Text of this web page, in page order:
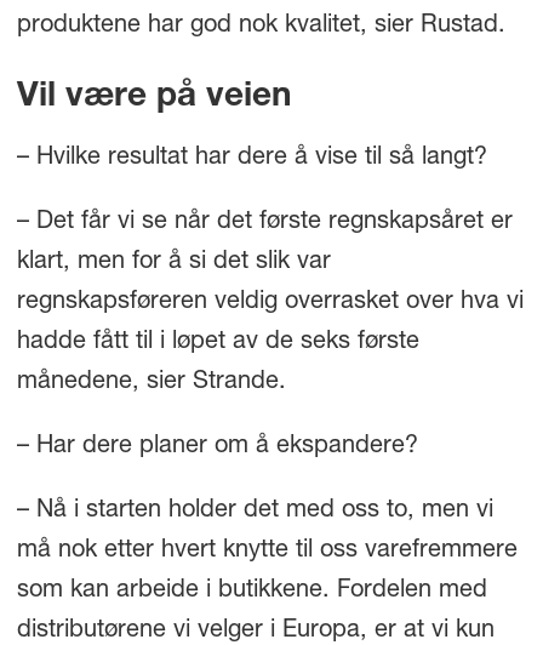
produktene har god nok kvalitet, sier Rustad.
Vil være på veien
– Hvilke resultat har dere å vise til så langt?
– Det får vi se når det første regnskapsåret er
klart, men for å si det slik var
regnskapsføreren veldig overrasket over hva vi
hadde fått til i løpet av de seks første
månedene, sier Strande.
– Har dere planer om å ekspandere?
– Nå i starten holder det med oss to, men vi
må nok etter hvert knytte til oss varefremmere
som kan arbeide i butikkene. Fordelen med
distributørene vi velger i Europa, er at vi kun